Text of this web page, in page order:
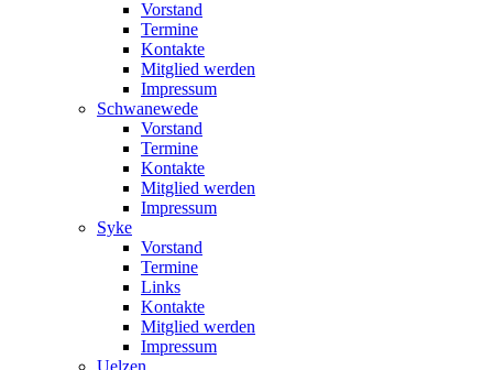
Vorstand
Termine
Kontakte
Mitglied werden
Impressum
Schwanewede
Vorstand
Termine
Kontakte
Mitglied werden
Impressum
Syke
Vorstand
Termine
Links
Kontakte
Mitglied werden
Impressum
Uelzen